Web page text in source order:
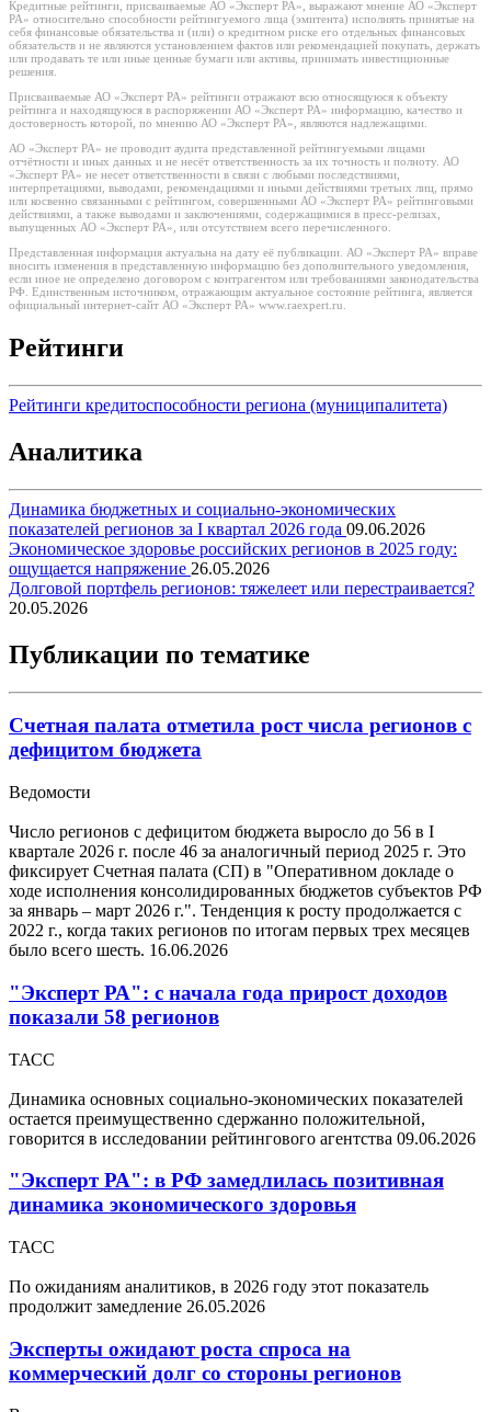
Кредитные рейтинги, присваиваемые АО «Эксперт РА», выражают мнение АО «Эксперт
РА» относительно способности рейтингуемого лица (эмитента) исполнять принятые на
себя финансовые обязательства и (или) о кредитном риске его отдельных финансовых
обязательств и не являются установлением фактов или рекомендацией покупать, держать
или продавать те или иные ценные бумаги или активы, принимать инвестиционные
решения.
Присваиваемые АО «Эксперт РА» рейтинги отражают всю относящуюся к объекту
рейтинга и находящуюся в распоряжении АО «Эксперт РА» информацию, качество и
достоверность которой, по мнению АО «Эксперт РА», являются надлежащими.
АО «Эксперт РА» не проводит аудита представленной рейтингуемыми лицами
отчётности и иных данных и не несёт ответственность за их точность и полноту. АО
«Эксперт РА» не несет ответственности в связи с любыми последствиями,
интерпретациями, выводами, рекомендациями и иными действиями третьих лиц, прямо
или косвенно связанными с рейтингом, совершенными АО «Эксперт РА» рейтинговыми
действиями, а также выводами и заключениями, содержащимися в пресс-релизах,
выпущенных АО «Эксперт РА», или отсутствием всего перечисленного.
Представленная информация актуальна на дату её публикации. АО «Эксперт РА» вправе
вносить изменения в представленную информацию без дополнительного уведомления,
если иное не определено договором с контрагентом или требованиями законодательства
РФ. Единственным источником, отражающим актуальное состояние рейтинга, является
официальный интернет-сайт АО «Эксперт РА» www.raexpert.ru.
Рейтинги
Рейтинги кредитоспособности региона (муниципалитета)
Аналитика
Динамика бюджетных и социально-экономических
показателей регионов за I квартал 2026 года 09.06.2026
Экономическое здоровье российских регионов в 2025 году:
ощущается напряжение 26.05.2026
Долговой портфель регионов: тяжелеет или перестраивается?
20.05.2026
Публикации по тематике
Счетная палата отметила рост числа регионов с
дефицитом бюджета
Ведомости
Число регионов с дефицитом бюджета выросло до 56 в I
квартале 2026 г. после 46 за аналогичный период 2025 г. Это
фиксирует Счетная палата (СП) в "Оперативном докладе о
ходе исполнения консолидированных бюджетов субъектов РФ
за январь – март 2026 г.". Тенденция к росту продолжается с
2022 г., когда таких регионов по итогам первых трех месяцев
было всего шесть. 16.06.2026
"Эксперт РА": с начала года прирост доходов
показали 58 регионов
ТАСС
Динамика основных социально-экономических показателей
остается преимущественно сдержанно положительной,
говорится в исследовании рейтингового агентства 09.06.2026
"Эксперт РА": в РФ замедлилась позитивная
динамика экономического здоровья
ТАСС
По ожиданиям аналитиков, в 2026 году этот показатель
продолжит замедление 26.05.2026
Эксперты ожидают роста спроса на
коммерческий долг со стороны регионов